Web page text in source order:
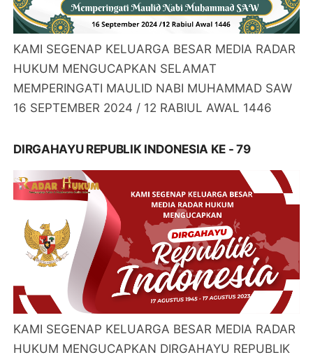
KAMI SEGENAP KELUARGA BESAR MEDIA RADAR
HUKUM MENGUCAPKAN SELAMAT
MEMPERINGATI MAULID NABI MUHAMMAD SAW
16 SEPTEMBER 2024 / 12 RABIUL AWAL 1446
DIRGAHAYU REPUBLIK INDONESIA KE - 79
KAMI SEGENAP KELUARGA BESAR MEDIA RADAR
HUKUM MENGUCAPKAN DIRGAHAYU REPUBLIK